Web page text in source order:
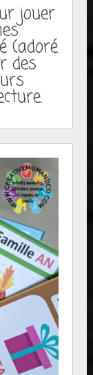
jouer
(adoré
des